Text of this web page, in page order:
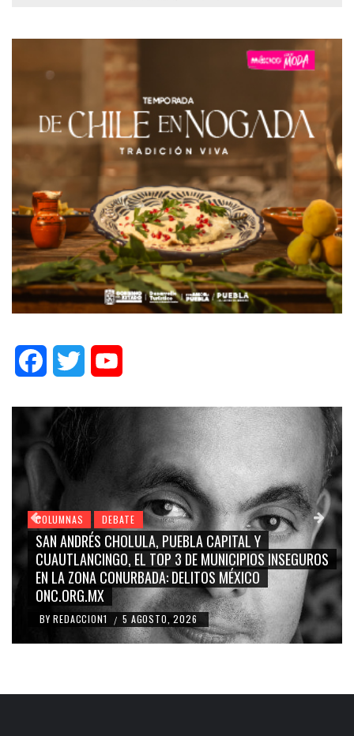
FacebookTwitter
COLUMNAS DEBATE
SAN ANDRÉS CHOLULA, PUEBLA CAPITAL Y
CUAUTLANCINGO, EL TOP 3 DE MUNICIPIOS INSEGUROS
EN LA ZONA CONURBADA: DELITOS MÉXICO
ONC.ORG.MX
REDACCION1 / 5 AGOSTO, 2026 BY